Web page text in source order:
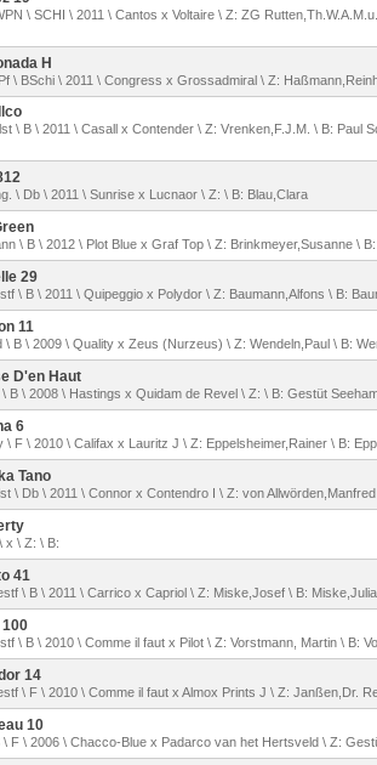
\ SCHI \ 2011 \ Cantos x Voltaire \ Z: ZG
H
\ BSchi \ 2011 \ Congress x Grossadmiral \ Z:
\ B \ 2011 \ Casall x Contender \ Z: Vrenken,F.J.M. \ B: Paul
\ Db \ 2011 \ Sunrise x Lucnaor \ Z: \ B: Blau,Clara
\ B \ 2012 \ Plot Blue x Graf Top \ Z: Brinkmeyer,Susanne \
29
\ B \ 2011 \ Quipeggio x Polydor \ Z: Baumann,Alfons \ B:
11
\ B \ 2009 \ Quality x Zeus (Nurzeus) \ Z: Wendeln,Paul \ B:
D'en Haut
\ B \ 2008 \ Hastings x Quidam de Revel \ Z: \ B: Gestüt
6
\ F \ 2010 \ Califax x Lauritz J \ Z: Eppelsheimer,Rainer \ B:
Tano
\ Db \ 2011 \ Connor x Contendro I \ Z: von
x \ Z: \ B:
41
\ B \ 2011 \ Carrico x Capriol \ Z: Miske,Josef \ B: Miske,Julia
\ B \ 2010 \ Comme il faut x Pilot \ Z: Vorstmann, Martin \ B:
14
\ F \ 2010 \ Comme il faut x Almox Prints J \ Z: Janßen,Dr.
10
\ F \ 2006 \ Chacco-Blue x Padarco van het Hertsveld \ Z: